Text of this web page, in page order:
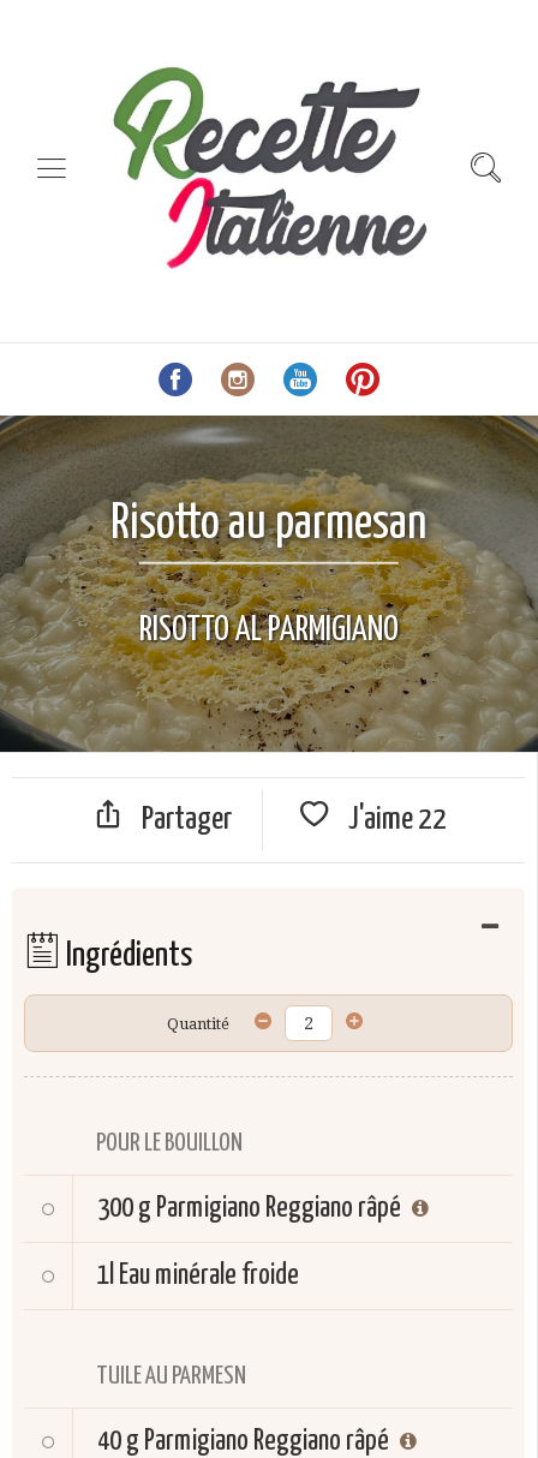
Risotto au parmesan
RISOTTO AL PARMIGIANO
Partager J'aime22
Ingrédients
Quantité
POUR LE BOUILLON
300 g Parmigiano Reggiano râpé
1l Eau minérale froide
TUILE AU PARMESN
40 g Parmigiano Reggiano râpé